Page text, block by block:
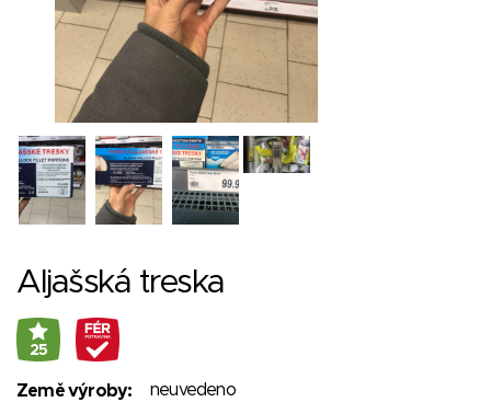
Aljašská treska
25
Země výroby:
neuvedeno